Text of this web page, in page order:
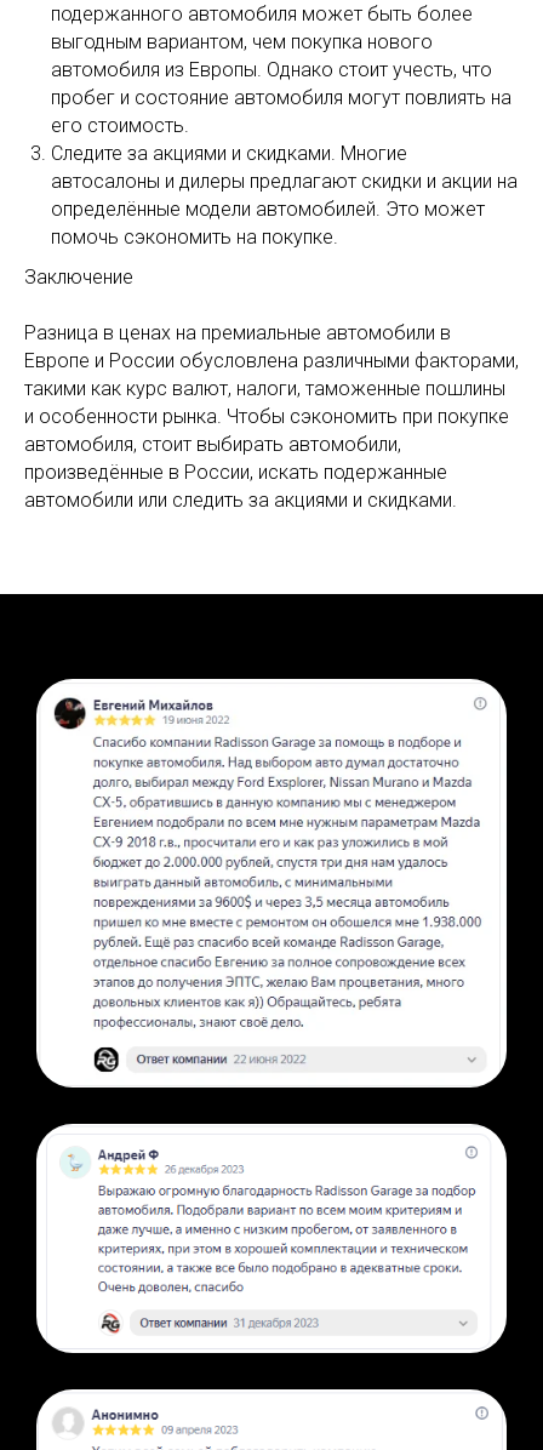
подержанного автомобиля может быть более
выгодным вариантом, чем покупка нового
автомобиля из Европы. Однако стоит учесть, что
пробег и состояние автомобиля могут повлиять на
его стоимость.
Следите за акциями и скидками. Многие
автосалоны и дилеры предлагают скидки и акции на
определённые модели автомобилей. Это может
помочь сэкономить на покупке.
Заключение
Разница в ценах на премиальные автомобили в
Европе и России обусловлена различными факторами,
такими как курс валют, налоги, таможенные пошлины
и особенности рынка. Чтобы сэкономить при покупке
автомобиля, стоит выбирать автомобили,
произведённые в России, искать подержанные
автомобили или следить за акциями и скидками.